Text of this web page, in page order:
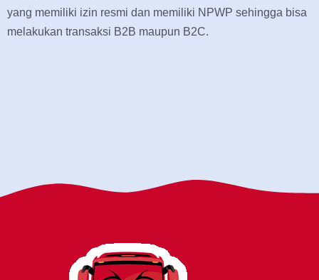
yang memiliki izin resmi dan memiliki NPWP sehingga bisa
melakukan transaksi B2B maupun B2C.